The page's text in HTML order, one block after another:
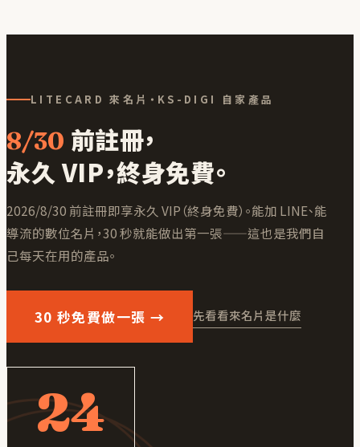
LITECARD 來名片・KS-DIGI 自家產品
8/30 前註冊，
永久 VIP，終身免費。
2026/8/30 前註冊即享永久 VIP（終身免費） 。能加 LINE、能
導流的數位名片，30 秒就能做出第一張——這也是我們自
己每天在用的產品。
30 秒免費做一張 → 先看看來名片是什麼
24